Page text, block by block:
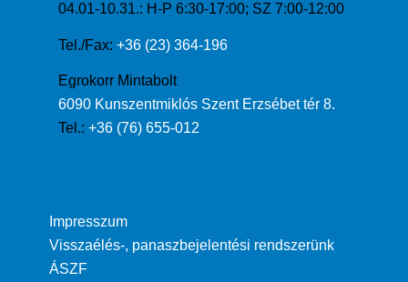
04.01-10.31.: H-P 6:30-17:00; SZ 7:00-12:00
Tel./Fax: +36 (23) 364-196
Egrokorr Mintabolt
6090 Kunszentmiklós Szent Erzsébet tér 8.
Tel.: +36 (76) 655-012
Impresszum
Visszaélés-, panaszbejelentési rendszerünk
ÁSZF